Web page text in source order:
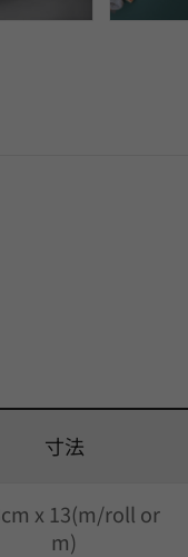
寸法
x 13(m/roll or
m)